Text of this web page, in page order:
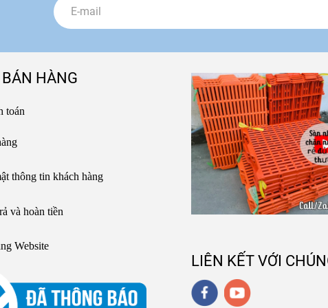
HÀNG
toán
thông tin khách hàng
và hoàn tiền
Website
LIÊN KẾT VỚI